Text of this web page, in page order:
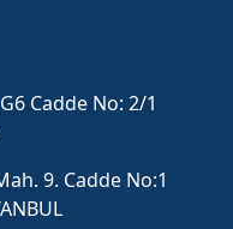
Cadde No: 2/1
9. Cadde No:1